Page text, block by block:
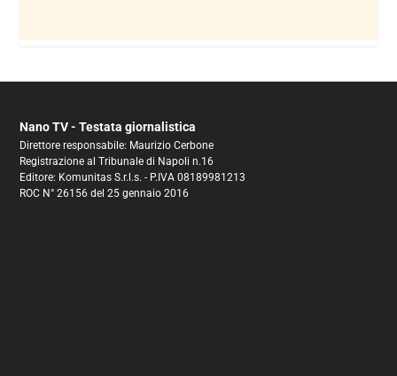
Nano TV - Testata giornalistica
Direttore responsabile: Maurizio Cerbone
Registrazione al Tribunale di Napoli n.16
Editore: Komunitas S.r.l.s. - P.IVA 08189981213
ROC N° 26156 del 25 gennaio 2016